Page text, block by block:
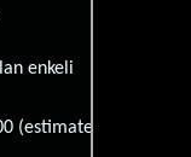
enkeli
(estimated)